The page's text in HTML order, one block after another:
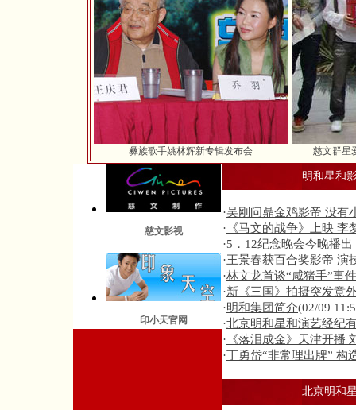
彝族歌手姚林辉新专辑发布会 慈文群星
慈文影视
印小天官网
明和星和
·吴刚问鼎金鸡影帝 没有
· 《马文的战争》上映
·5．12纪念晚会今晚播
·王景春获百合奖影帝 演
·林文龙首谈“咸猪手”事
·新《三国》拍摄突发意
·明和集团简介(02/09
·北京明和星和演艺经纪
· 《落泪成金》天津开播
·丁勇岱“非常理出牌” 构
北京明和